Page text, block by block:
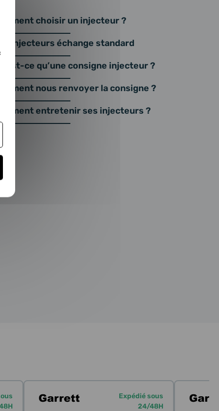
choisir un injecteur ?
injecteurs échange standard
ce qu’une consigne injecteur ?
nous renvoyer la consigne ?
entretenir ses injecteurs ?
Expédié sous
24/48H